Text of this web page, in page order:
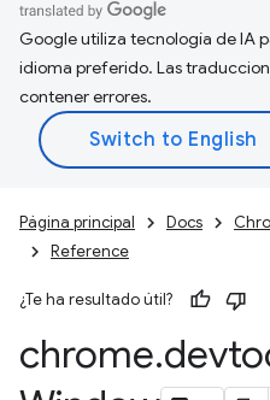
Google utiliza tecnología de IA
idioma preferido. Las
contener errores.
Página principal Docs
Reference
¿Te ha resultado útil?
chrome.